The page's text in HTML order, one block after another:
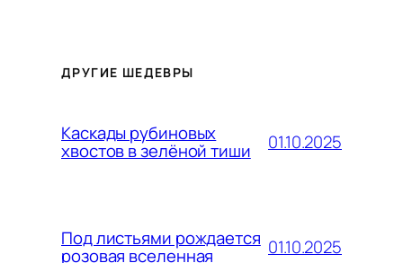
ДРУГИЕ ШЕДЕВРЫ
Каскады рубиновых
хвостов в зелёной тиши 01.10.2025
Под листьями рождается
розовая вселенная 01.10.2025